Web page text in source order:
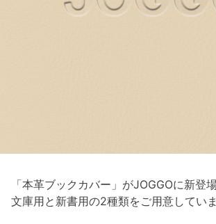
「本革ブックカバー」がJOGGOに新登場
文庫用と新書用の2種類をご用意していま